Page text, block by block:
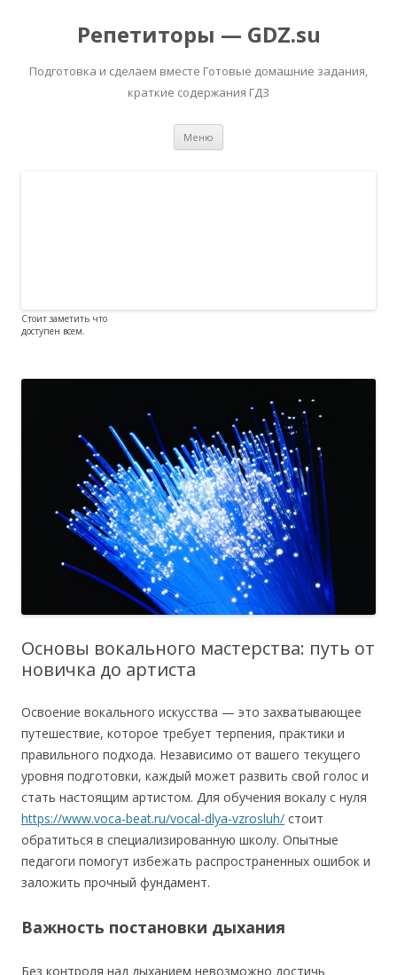
Репетиторы — GDZ.su
Подготовка и сделаем вместе Готовые домашние задания,
краткие содержания ГДЗ
Меню
Стоит заметить что
доступен всем.
Основы вокального мастерства: путь от
новичка до артиста
Освоение вокального искусства — это захватывающее
путешествие, которое требует терпения, практики и
правильного подхода. Независимо от вашего текущего
уровня подготовки, каждый может развить свой голос и
стать настоящим артистом. Для обучения вокалу с нуля
https://www.voca-beat.ru/vocal-dlya-vzrosluh/ стоит
обратиться в специализированную школу. Опытные
педагоги помогут избежать распространенных ошибок и
заложить прочный фундамент.
Важность постановки дыхания
Без контроля над дыханием невозможно достичь